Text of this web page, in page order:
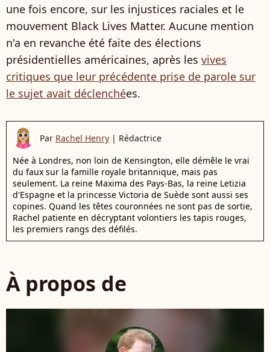
une fois encore, sur les injustices raciales et le
mouvement Black Lives Matter. Aucune mention
n'a en revanche été faite des élections
présidentielles américaines, après les vives
critiques que leur précédente prise de parole sur
le sujet avait déclenchées.
Par Rachel Henry | Rédactrice
Née à Londres, non loin de Kensington, elle démêle le vrai
du faux sur la famille royale britannique, mais pas
seulement. La reine Maxima des Pays-Bas, la reine Letizia
d'Espagne et la princesse Victoria de Suède sont aussi ses
copines. Quand les têtes couronnées ne sont pas de sortie,
Rachel patiente en décryptant volontiers les tapis rouges,
les premiers rangs des défilés.
À propos de